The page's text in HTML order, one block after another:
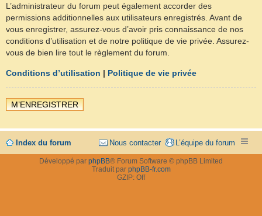
L’administrateur du forum peut également accorder des
permissions additionnelles aux utilisateurs enregistrés. Avant de
vous enregistrer, assurez-vous d’avoir pris connaissance de nos
conditions d’utilisation et de notre politique de vie privée. Assurez-
vous de bien lire tout le règlement du forum.
Conditions d’utilisation | Politique de vie privée
M’ENREGISTRER
Index du forum L’équipe du forum
Nous contacter
Développé par phpBB® Forum Software © phpBB Limited
Traduit par phpBB-fr.com
GZIP: Off